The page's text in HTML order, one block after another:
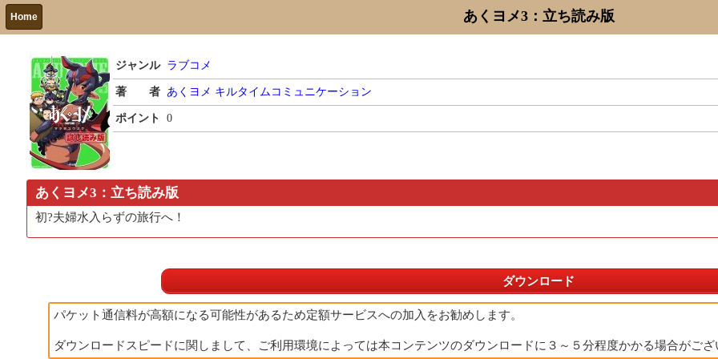
Home あくヨメ3：立ち読み版
ジャンル ラブコメ
著 者 あくヨメ キルタイムコミュニケーション
ポイント 0
あくヨメ3：立ち読み版
初?夫婦水入らずの旅行へ！
ダウンロード
パケット通信料が高額になる可能性があるため定額サービスへの加入をお勧めします。
ダウンロードスピードに関しまして、ご利用環境によっては本コンテンツのダウンロードに３～５分程度かかる場合がご